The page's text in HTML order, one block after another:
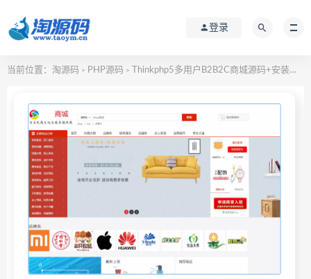
登录
当前位置： 淘源码 > PHP源码 > Thinkphp5多用户B2B2C商城源码+安装视频